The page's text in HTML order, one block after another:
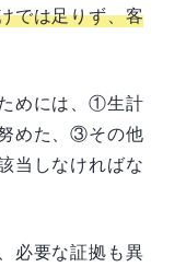
では足りず、客
めには、①生計
めた、③その他
当しなければな
必要な証拠も異